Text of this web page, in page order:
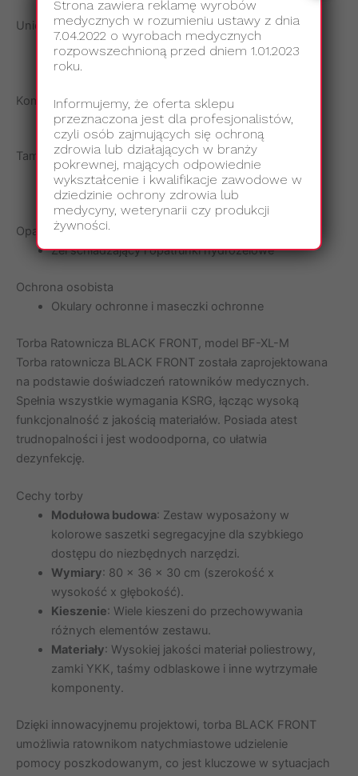
Unieruchomienie złamań
Uniwersalny pas do stabilizacji miednicy
Kołnierze ortopedyczne
Komfort termiczny
Koc ratunkowy NRC – 5 sztuk
Tamowanie krwotoków i opatrywanie ran
Opatrunki, kompresy gazowe, opaski uciskowe i
inne materiały opatrunkowe
Opatrywanie oparzeń
Żel schładzający i opatrunki hydrożelowe
Ochrona osobista
Okulary ochronne i maseczki ochronne
Torba Ratownicza BLACK FRONT, model BF-XL-M
Torba ratownicza BLACK FRONT została zaprojektowana
na podstawie doświadczeń ratowników medycznych.
Spełnia wszystkie wymagania KSRG, łącząc wysoką
funkcjonalność z jakością materiałów. Posiada atest
trudnopalności i jest wodoodporna, co ułatwia
dezynfekcję.
Cechy torby
Modułowa budowa: Zestaw wyposażony w
kolorowe saszetki segregacyjne dla szybkiego
dostępu do niezbędnych narzędzi.
Wymiary: 80 x 36 x 30 cm (szerokość x
wysokość x głębokość).
Kieszenie: Wiele kieszeni do przechowywania
różnych elementów zestawu.
Materiały: Wysokiej jakości materiał poliestrowy,
zamki YKK, taśmy odblaskowe i inne wytrzymałe
komponenty.
Dzięki innowacyjnemu projektowi, torba BLACK FRONT
umożliwia ratownikom natychmiastowe udzielenie
pomocy poszkodowanym, co jest kluczowe w sytuacjach
Strona zawiera reklamę wyrobów
medycznych w rozumieniu ustawy z dnia
7.04.2022 o wyrobach medycznych
rozpowszechnioną przed dniem 1.01.2023
roku.
Informujemy, że oferta sklepu
przeznaczona jest dla profesjonalistów,
czyli osób zajmujących się ochroną
zdrowia lub działających w branży
pokrewnej, mających odpowiednie
wykształcenie i kwalifikacje zawodowe w
dziedzinie ochrony zdrowia lub
medycyny, weterynarii czy produkcji
żywności.